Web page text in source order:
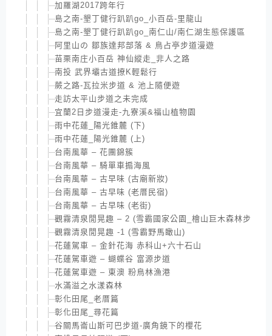
加羅湖2017跨年行
島之南-墾丁健行趴趴go_小百岳-里龍山
島之南-墾丁健行趴趴go_南仁山/南仁湖生態保護區
阿里山の 鄒族達邦部落 & 鳥占亭步道漫遊
苗栗南庄小百岳 神仙縱走_非人之路
南投 武界壩古道撩K輕鬆行
蕨之路-瓦拉米步道 & 池上隨便遊
走訪太平山步道之未完成
宜蘭2日步道漫走-九寮溪&福山植物園
雨中花蓮_陽光錐麓 (下)
雨中花蓮_陽光錐麓 (上)
台南風華 – 花團錦簇
台南風華 – 騎單車搧海風
台南風華 – 古早味 (古廟新妝)
台南風華 – 古早味 (老厝民宿)
台南風華 – 古早味 (老街)
觀霧清泉閒晃趣 – 2 (雪霸國家公園_檜山巨木森林步道)
觀霧清泉閒晃趣 -1 (雪霸野馬瞰山)
花蓮駕車 – 金針花海 赤科山+六十石山
花蓮駕車遊 – 蝴蝶谷 富源步道
花蓮駕車遊 – 東澳 粉鳥林漁港
水滿溢之水漾森林
彰化田尾_老厝篇
彰化田尾_尋花篇
谷關馬崙山斯可巴步道-廣角鏡下的櫻花